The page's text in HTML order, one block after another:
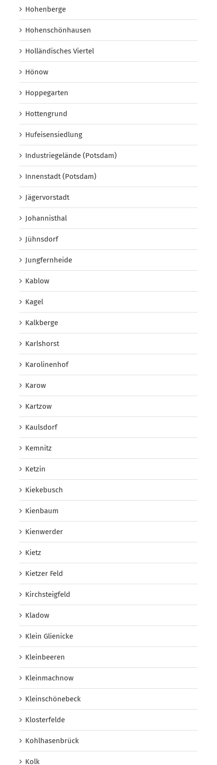
Hohenberge
Hohenschönhausen
Holländisches Viertel
Hönow
Hoppegarten
Hottengrund
Hufeisensiedlung
Industriegelände (Potsdam)
Innenstadt (Potsdam)
Jägervorstadt
Johannisthal
Jühnsdorf
Jungfernheide
Kablow
Kagel
Kalkberge
Karlshorst
Karolinenhof
Karow
Kartzow
Kaulsdorf
Kemnitz
Ketzin
Kiekebusch
Kienbaum
Kienwerder
Kietz
Kietzer Feld
Kirchsteigfeld
Kladow
Klein Glienicke
Kleinbeeren
Kleinmachnow
Kleinschönebeck
Klosterfelde
Kohlhasenbrück
Kolk